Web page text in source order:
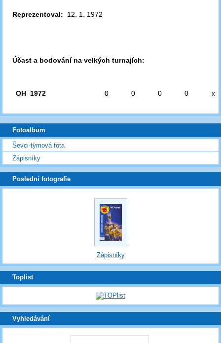
Reprezentoval: 12. 1. 1972
Účast a bodování na velkých turnajích:
OH 1972 0 0 0 0 x
Fotoalbum
Ševci-týmová fota
Zápisníky
Poslední fotografie
Zápisníky
Toplist
Vyhledávání